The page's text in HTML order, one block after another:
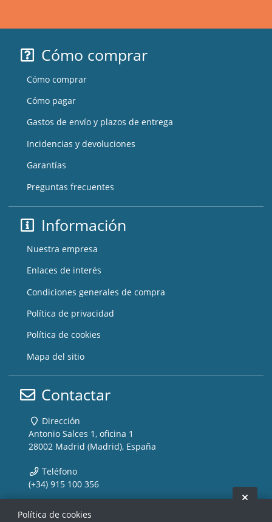
Cómo comprar
Cómo comprar
Cómo pagar
Gastos de envío y plazos de entrega
Incidencias y devoluciones
Garantías
Preguntas frecuentes
Información
Nuestra empresa
Enlaces de interés
Condiciones generales de compra
Política de privacidad
Política de cookies
Mapa del sitio
Contactar
Dirección
Antonio Salces 1, oficina 1
28002 Madrid (Madrid), España
Teléfono
(+34) 915 100 356
Email
Política de cookies